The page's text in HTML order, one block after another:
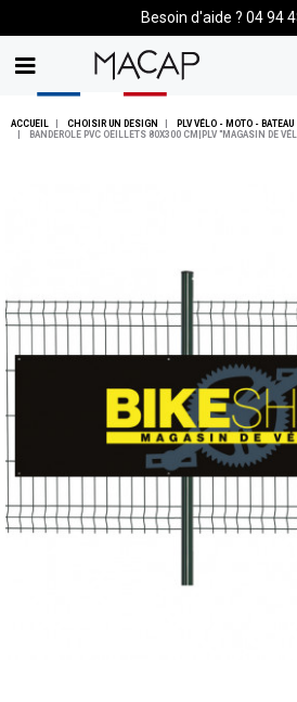
Besoin d'aide ? 04 94
ACCUEIL CHOISIR UN DESIGN
PLV VÉLO - MOTO - BATEAU
BANDEROLE PVC OEILLETS 80X300 CM|PLV "MAGASIN DE